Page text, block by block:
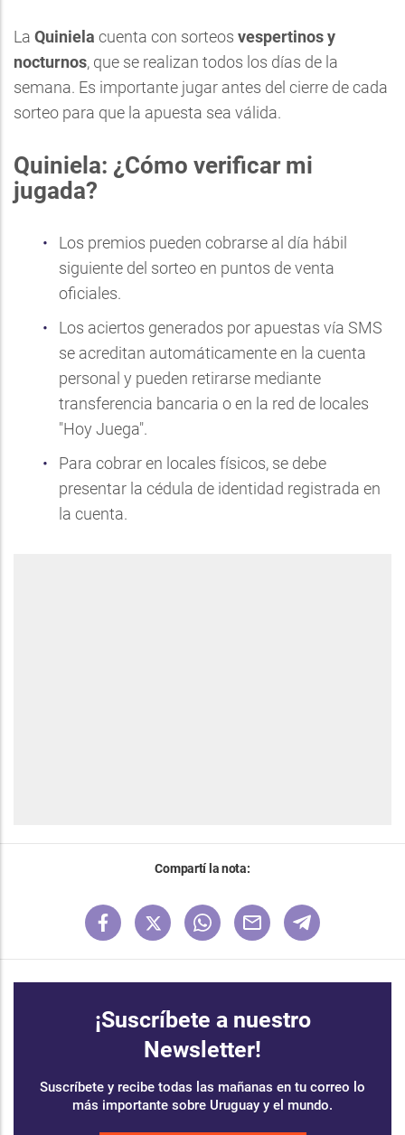
La Quiniela cuenta con sorteos vespertinos y
nocturnos, que se realizan todos los días de la
semana. Es importante jugar antes del cierre de cada
sorteo para que la apuesta sea válida.
Quiniela: ¿Cómo verificar mi
jugada?
Los premios pueden cobrarse al día hábil
siguiente del sorteo en puntos de venta
oficiales.
Los aciertos generados por apuestas vía SMS
se acreditan automáticamente en la cuenta
personal y pueden retirarse mediante
transferencia bancaria o en la red de locales
"Hoy Juega".
Para cobrar en locales físicos, se debe
presentar la cédula de identidad registrada en
la cuenta.
Compartí la nota:
¡Suscríbete a nuestro
Newsletter!
Suscríbete y recibe todas las mañanas en tu correo lo
más importante sobre Uruguay y el mundo.